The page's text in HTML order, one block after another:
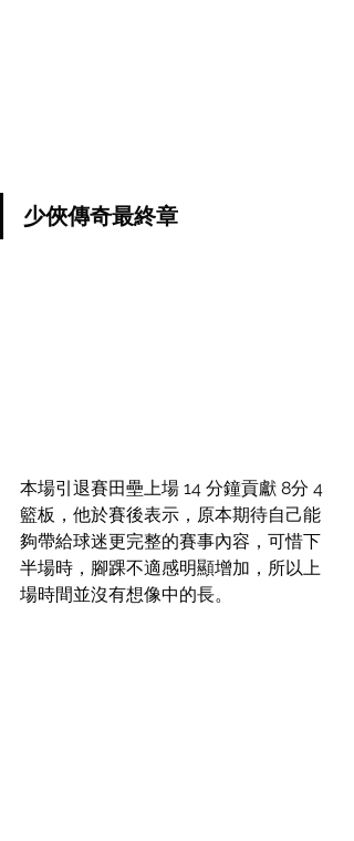
少俠傳奇最終章
本場引退賽田壘上場 14 分鐘貢獻 8分 4
籃板，他於賽後表示，原本期待自己能
夠帶給球迷更完整的賽事內容，可惜下
半場時，腳踝不適感明顯增加，所以上
場時間並沒有想像中的長。